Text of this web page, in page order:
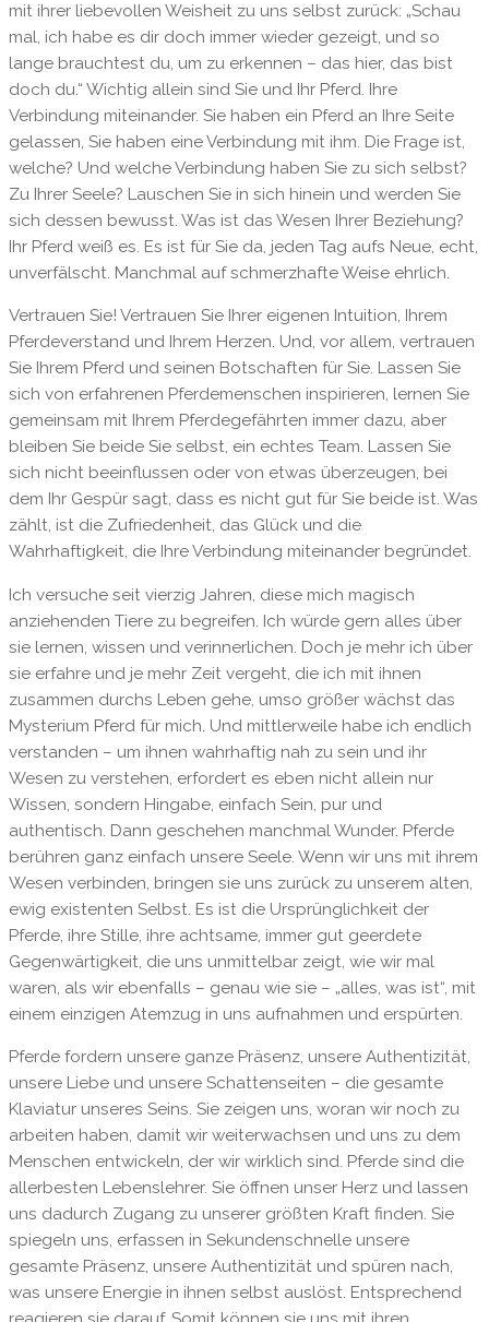
mit ihrer liebevollen Weisheit zu uns selbst zurück: „Schau
mal, ich habe es dir doch immer wieder gezeigt, und so
lange brauchtest du, um zu erkennen – das hier, das bist
doch du.“ Wichtig allein sind Sie und Ihr Pferd. Ihre
Verbindung miteinander. Sie haben ein Pferd an Ihre Seite
gelassen, Sie haben eine Verbindung mit ihm. Die Frage ist,
welche? Und welche Verbindung haben Sie zu sich selbst?
Zu Ihrer Seele? Lauschen Sie in sich hinein und werden Sie
sich dessen bewusst. Was ist das Wesen Ihrer Beziehung?
Ihr Pferd weiß es. Es ist für Sie da, jeden Tag aufs Neue, echt,
unverfälscht. Manchmal auf schmerzhafte Weise ehrlich.
Vertrauen Sie! Vertrauen Sie Ihrer eigenen Intuition, Ihrem
Pferdeverstand und Ihrem Herzen. Und, vor allem, vertrauen
Sie Ihrem Pferd und seinen Botschaften für Sie. Lassen Sie
sich von erfahrenen Pferdemenschen inspirieren, lernen Sie
gemeinsam mit Ihrem Pferdegefährten immer dazu, aber
bleiben Sie beide Sie selbst, ein echtes Team. Lassen Sie
sich nicht beeinflussen oder von etwas überzeugen, bei
dem Ihr Gespür sagt, dass es nicht gut für Sie beide ist. Was
zählt, ist die Zufriedenheit, das Glück und die
Wahrhaftigkeit, die Ihre Verbindung miteinander begründet.
Ich versuche seit vierzig Jahren, diese mich magisch
anziehenden Tiere zu begreifen. Ich würde gern alles über
sie lernen, wissen und verinnerlichen. Doch je mehr ich über
sie erfahre und je mehr Zeit vergeht, die ich mit ihnen
zusammen durchs Leben gehe, umso größer wächst das
Mysterium Pferd für mich. Und mittlerweile habe ich endlich
verstanden – um ihnen wahrhaftig nah zu sein und ihr
Wesen zu verstehen, erfordert es eben nicht allein nur
Wissen, sondern Hingabe, einfach Sein, pur und
authentisch. Dann geschehen manchmal Wunder. Pferde
berühren ganz einfach unsere Seele. Wenn wir uns mit ihrem
Wesen verbinden, bringen sie uns zurück zu unserem alten,
ewig existenten Selbst. Es ist die Ursprünglichkeit der
Pferde, ihre Stille, ihre achtsame, immer gut geerdete
Gegenwärtigkeit, die uns unmittelbar zeigt, wie wir mal
waren, als wir ebenfalls – genau wie sie – „alles, was ist“, mit
einem einzigen Atemzug in uns aufnahmen und erspürten.
Pferde fordern unsere ganze Präsenz, unsere Authentizität,
unsere Liebe und unsere Schattenseiten – die gesamte
Klaviatur unseres Seins. Sie zeigen uns, woran wir noch zu
arbeiten haben, damit wir weiterwachsen und uns zu dem
Menschen entwickeln, der wir wirklich sind. Pferde sind die
allerbesten Lebenslehrer. Sie öffnen unser Herz und lassen
uns dadurch Zugang zu unserer größten Kraft finden. Sie
spiegeln uns, erfassen in Sekundenschnelle unsere
gesamte Präsenz, unsere Authentizität und spüren nach,
was unsere Energie in ihnen selbst auslöst. Entsprechend